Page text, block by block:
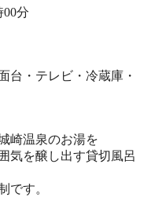
00分
台・テレビ・冷蔵庫・
崎温泉のお湯を
気を醸し出す貸切風呂
です。